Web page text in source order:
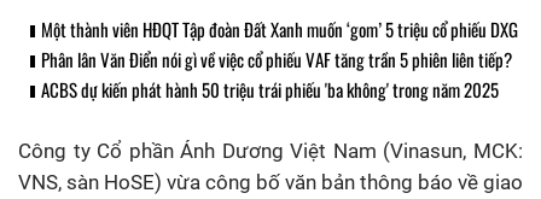
Một thành viên HĐQT Tập đoàn Đất Xanh muốn ‘gom’ 5 triệu cổ phiếu DXG
Phân lân Văn Điển nói gì về việc cổ phiếu VAF tăng trần 5 phiên liên tiếp?
ACBS dự kiến phát hành 50 triệu trái phiếu 'ba không' trong năm 2025
Công ty Cổ phần Ánh Dương Việt Nam (Vinasun, MCK:
VNS, sàn HoSE) vừa công bố văn bản thông báo về giao